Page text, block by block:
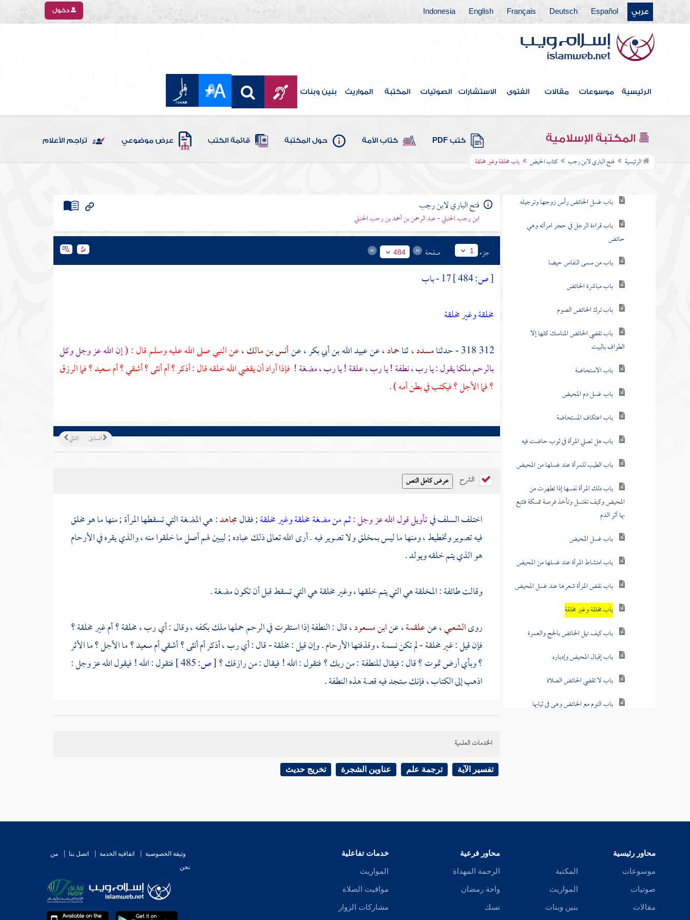
عربي Español
Deutsch
Français
English
Indonesia دخول
الرئيسية موسوعات مقالات الفتوى الاستشارات الصوتيات المكتبة المواريث بنين وبنات
المكتبة الإسلامية كتب PDF كتاب الأمة حول المكتبة قائمة الكتب عرض موضوعي تراجم الأعلام
الرئيسية فتح الباري لابن رجب كتاب الحيض باب مخلقة وغير مخلقة
فهرس الكتاب
كتاب الإيمان
كتاب الغسل
كتاب الحيض
باب غسل الحائض رأس زوجها وترجيله
باب قراءة الرجل في حجر امرأته وهي
حائض
باب من سمى النفاس حيضا
باب مباشرة الحائض
باب ترك الحائض الصوم
باب تقضي الحائض المناسك كلها إلا
الطواف بالبيت
باب الاستحاضة
باب غسل دم المحيض
باب اعتكاف المستحاضة
باب هل تصلي المرأة في ثوب حاضت فيه
باب الطيب للمرأة عند غسلها من المحيض
باب دلك المرأة نفسها إذا تطهرت من
المحيض وكيف تغتسل وتأخذ فرصة ممسكة فتتبع
بها أثر الدم
باب غسل المحيض
باب امتشاط المرأة عند غسلها من المحيض
باب نقض المرأة شعرها عند غسل المحيض
باب مخلقة وغير مخلقة
باب كيف تهل الحائض بالحج والعمرة
باب إقبال المحيض وإدباره
باب لا تقضي الحائض الصلاة
باب النوم مع الحائض وهي في ثيابها
باب عرق الاستحاضة
فتح الباري لابن رجب
ابن رجب الحنبلي - عبد الرحمن بن أحمد بن رجب الحنبلي
جزء 1 صفحة 484
[ص:
17 - باب
مخلقة وغير مخلقة
312 318 - حدثنا
مسدد ،ثناحماد ،عنعبيد الله بن أبي بكر ،عنأنس بن مالك ،عن النبي صلى الله عليه وسلم قال : (إن الله عز وجل وكل
بالرحم ملكا يقول : يا رب ، نطفة ! يا رب ، علقة ! يا رب ، مضغة ! فإذا أراد أن يقضي الله خلقه قال : أذكر ؟ أم أنثى ؟ أشقي ؟ أم سعيد ؟ فما الرزق
؟ فما الأجل ؟ فيكتب في بطن أمه ) .
التالي السابق
الشرح
اختلف السلف فيتأويل قول الله عز وجل :ثم من مضغة مخلقة وغير مخلقة; فقالمجاهد: هي المضغة التي تسقطها المرأة ; منها ما هو مخلق
فيه تصوير وتخطيط ، ومنها ما ليس بمخلق ولا تصوير فيه . أرى الله تعالى ذلك عباده ; ليبين لهم أصل ما خلقوا منه ، والذي يقره في الأرحام
هو الذي يتم خلقه ويولد .
وقالت طائفة : المخلقة هي التي يتم خلقها ، وغير مخلقة هي التي تسقط قبل أن تكون مضغة .
روىالشعبي، عنعلقمة، عنابن مسعود، قال : النطفة إذا استقرت في الرحم حملها ملك بكفه ، وقال : أي رب ، مخلقة ؟ أم غير مخلقة ؟
فإن قيل : غير مخلقة - لم تكن نسمة ، وقذفتها الأرحام . وإن قيل : مخلقة - قال : أي رب ، أذكر أم أنثى ؟ أشقي أم سعيد ؟ ما الأجل ؟ ما الأثر
؟ وبأي أرض تموت ؟ قال : فيقال للنطفة : من ربك ؟ فتقول : الله ! فيقال : من رازقك ؟[ص:
فتقول : الله ! فيقول الله عز وجل :
اذهب إلى الكتاب ، فإنك ستجد فيه قصة هذه النطفة .
قال : فتخلق ، فتعيش في أجلها ، وتأكل رزقها ، وتطأ في أثرها ، حتى إذا جاء أجلها ماتت ، فدفنت في ذلك ، ثم تلاالشعبي:يا أيها الناس إن
كنتم في ريب من البعث
وقد يستأنس بهذا من يقول : إن الحامل لا تحيض ولا ترى دم الحيض في حال حملها ، وأنها لا ترى إلا دم النفاس خاصة ، وفي ذلك نظر .
وقد قيل : إن هذا هو مراد
البخاريبتبويبه هذا .
وقد روي عن
في قول الله عز وجل :إنا خلقنا الإنسان من نطفة أمشاج - أن النطفة مشجت ، أي : خلطت بدم الحيض ، فإذا ص:
حملت المرأة ارتفع حيضها .
الخدمات العلمية
تفسير الآية ترجمة علم عناوين الشجرة تخريج حديث
محاور رئيسية
موسوعات
صوتيات
مقالات
المكتبة
المواريث
بنين وبنات
محاور فرعية
الرحمة المهداة
واحة رمضان
نسك
خدمات تفاعلية
المواريث
مواقيت الصلاة
مشاركات الزوار
وثيقة الخصوصية اتفاقية الخدمة اتصل بنا
من
نحن